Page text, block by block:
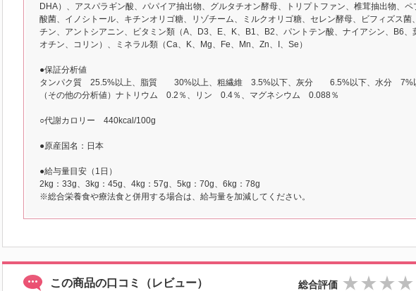
DHA）、アスパラギン酸、パパイア抽出物、グルタチオン酵母、トリプトファン、椎茸抽出物、
酸菌、イノシトール、キチンオリゴ糖、リゾチーム、ミルクオリゴ糖、セレン酵母、ビフィズス菌
チン、アントシアニン、ビタミン類（A、D3、E、K、B1、B2、パントテン酸、ナイアシン、B6、
オチン、コリン）、ミネラル類（Ca、K、Mg、Fe、Mn、Zn、I、Se）
●保証分析値
タンパク質 25.5%以上、脂質 30%以上、粗繊維 3.5%以下、灰分 6.5%以下、水分 7%
（その他の分析値）ナトリウム 0.2％、リン 0.4％、マグネシウム 0.088％
○代謝カロリー 440kcal/100g
●原産国名：日本
●給与量目安（1日）
2kg：33g、3kg：45g、4kg：57g、5kg：70g、6kg：78g
※総合栄養食や療法食と併用する場合は、給与量を加減してください。
この商品の口コミ（レビュー） 総合評価